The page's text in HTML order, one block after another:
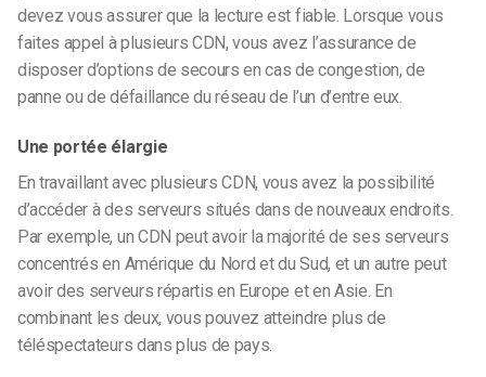
devez vous assurer que la lecture est fiable. Lorsque vous
faites appel à plusieurs CDN, vous avez l’assurance de
disposer d’options de secours en cas de congestion, de
panne ou de défaillance du réseau de l’un d’entre eux.
Une portée élargie
En travaillant avec plusieurs CDN, vous avez la possibilité
d’accéder à des serveurs situés dans de nouveaux endroits.
Par exemple, un CDN peut avoir la majorité de ses serveurs
concentrés en Amérique du Nord et du Sud, et un autre peut
avoir des serveurs répartis en Europe et en Asie. En
combinant les deux, vous pouvez atteindre plus de
téléspectateurs dans plus de pays.